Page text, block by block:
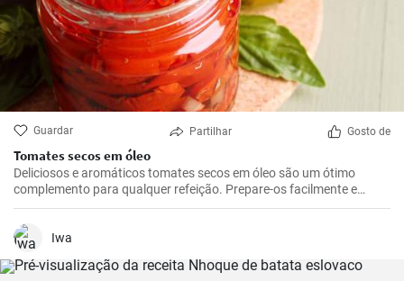
Guardar Partilhar Gosto de
Tomates secos em óleo
Deliciosos e aromáticos tomates secos em óleo são um ótimo
complemento para qualquer refeição. Prepare-os facilmente e
rapidamente em casa.
Iwa